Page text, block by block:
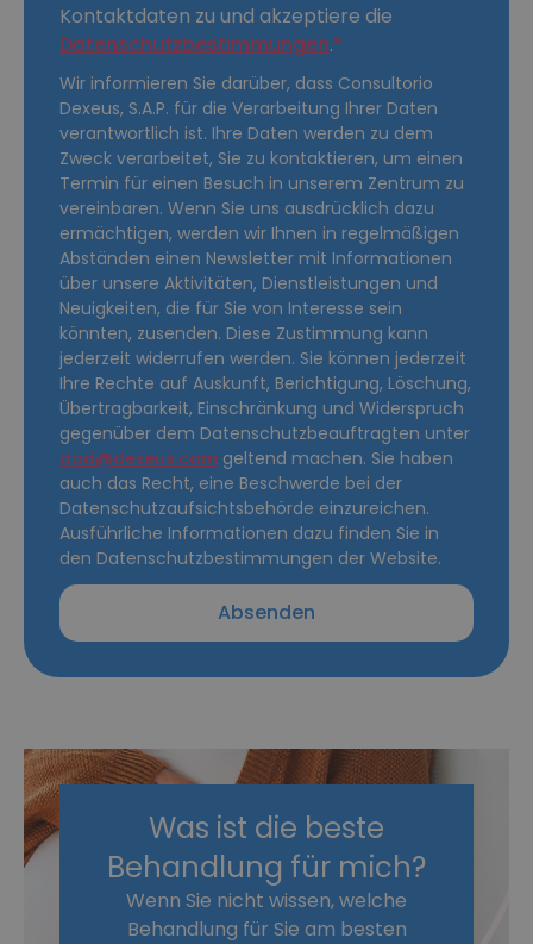
Kontaktdaten zu und akzeptiere die
Datenschutzbestimmungen.
Wir informieren Sie darüber, dass Consultorio
Dexeus, S.A.P. für die Verarbeitung Ihrer Daten
verantwortlich ist. Ihre Daten werden zu dem
Zweck verarbeitet, Sie zu kontaktieren, um einen
Termin für einen Besuch in unserem Zentrum zu
vereinbaren. Wenn Sie uns ausdrücklich dazu
ermächtigen, werden wir Ihnen in regelmäßigen
Abständen einen Newsletter mit Informationen
über unsere Aktivitäten, Dienstleistungen und
Neuigkeiten, die für Sie von Interesse sein
könnten, zusenden. Diese Zustimmung kann
jederzeit widerrufen werden. Sie können jederzeit
Ihre Rechte auf Auskunft, Berichtigung, Löschung,
Übertragbarkeit, Einschränkung und Widerspruch
gegenüber dem Datenschutzbeauftragten unter
dpd@dexeus.com geltend machen. Sie haben
auch das Recht, eine Beschwerde bei der
Datenschutzaufsichtsbehörde einzureichen.
Ausführliche Informationen dazu finden Sie in
den Datenschutzbestimmungen der Website.
Absenden
Was ist die beste
Behandlung für mich?
Wenn Sie nicht wissen, welche
Behandlung für Sie am besten